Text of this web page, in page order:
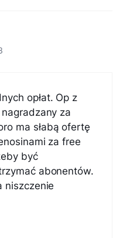
opłat. Op z
za
ma słabą ofertę
za free
być
abonentów.
niszczenie